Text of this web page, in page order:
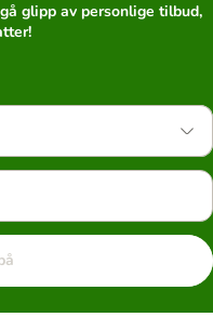
glipp av personlige tilbud,